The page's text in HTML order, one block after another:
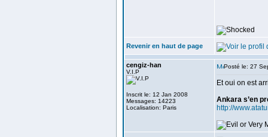
Revenir en haut de page
cengiz-han
V.I.P
Inscrit le: 12 Jan 2008
Messages: 14223
Localisation: Paris
Posté le: 27
Et oui on est
Ankara s’en
http://